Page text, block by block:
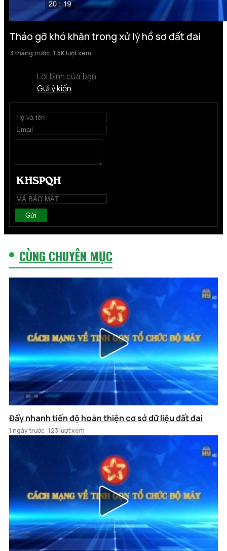
Tháo gỡ khó khăn trong xử lý hồ sơ đất đai
3 tháng trước 1.5K lượt xem
Lời bình của bạn
Gửi ý kiến
Gửi
CÙNG CHUYÊN MỤC
Đẩy nhanh tiến độ hoàn thiện cơ sở dữ liệu đất đai
1 ngày trước 123 lượt xem